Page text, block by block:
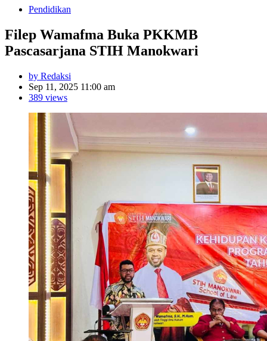
Pendidikan
Filep Wamafma Buka PKKMB
Pascasarjana STIH Manokwari
by Redaksi
Sep 11, 2025 11:00 am
389 views